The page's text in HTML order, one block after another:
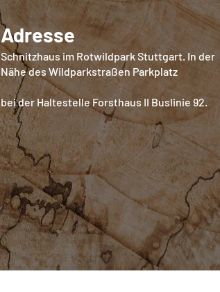
Adresse
Schnitzhaus im Rotwildpark Stuttgart. In der
Nähe des Wildparkstraßen Parkplatz
bei der Haltestelle Forsthaus II Buslinie 92.